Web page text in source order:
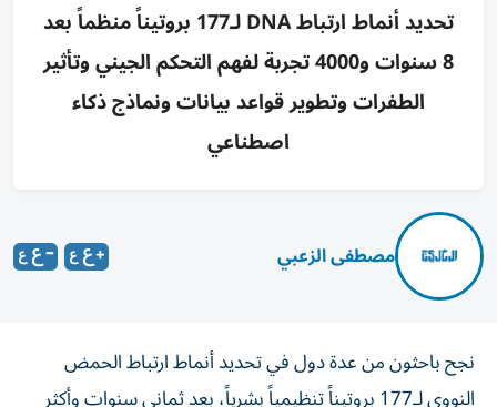
تحديد أنماط ارتباط DNA لـ177 بروتيناً منظماً بعد
8 سنوات و4000 تجربة لفهم التحكم الجيني وتأثير
الطفرات وتطوير قواعد بيانات ونماذج ذكاء
اصطناعي
مصطفى الزعبي
نجح باحثون من عدة دول في تحديد أنماط ارتباط الحمض